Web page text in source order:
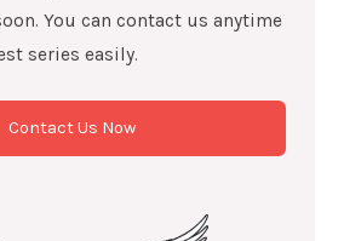
You can contact us anytime
series easily.
Contact Us Now